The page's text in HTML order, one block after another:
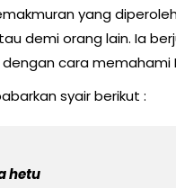
yang
demi orang lain. Ia
cara memahami
syair berikut :
hetu